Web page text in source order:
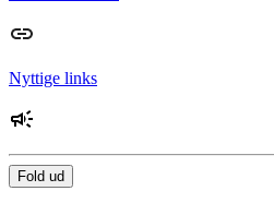
Nyttige links
Fold ud